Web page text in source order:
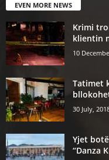
EVEN MORE NEWS
Krimi
klientin
10
Tatimet
30 July,
Yjet
“Danza